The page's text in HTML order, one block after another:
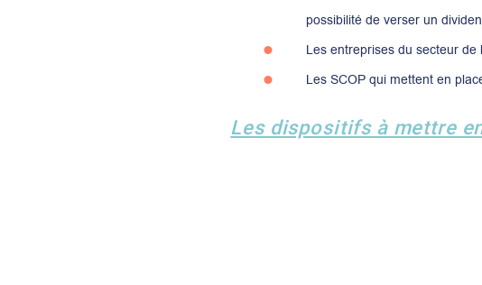
possibilité de verser un
Les entreprises du secteur de
Les SCOP qui mettent en
Les dispositifs à mettre